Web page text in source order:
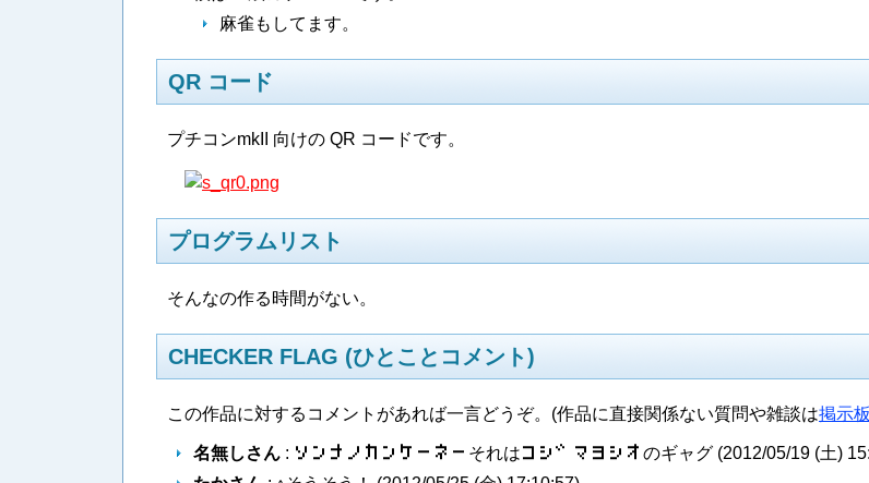
麻雀もしてます。
QR コード
プチコンmkII 向けの QR コードです。
プログラムリスト
そんなの作る時間がない。
CHECKER FLAG (ひとことコメント)
この作品に対するコメントがあれば一言どうぞ。(作品に直接関係ない質問や雑談は掲示板
名無しさん : ソ​ン​ナ​ノ​カ​ン​ケ​ー​ネ​ー それはコ​シ​゛​マ​ヨ​シ​オ のギャグ (2012/05/19 (土)